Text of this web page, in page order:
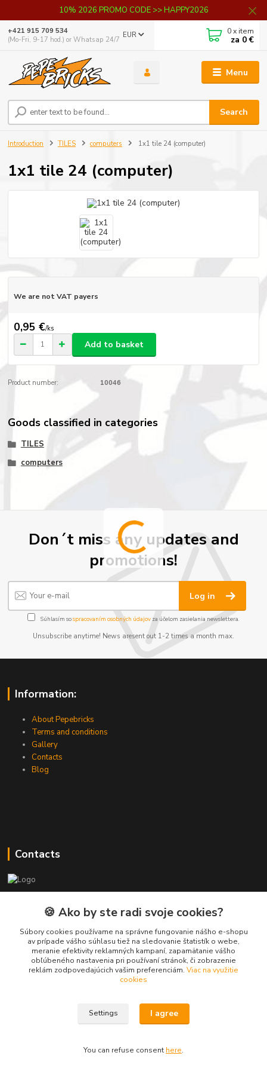
10% 2026 PROMO CODE >> HAPPY2026
Menu
EUR
Search
+421 915 709 534
(Mo-Fri, 9-17 hod.) or Whatsap 24/7
0x item
za 0 €
Introduction TILES computers 1x1 tile 24 (computer)
1x1 tile 24 (computer)
We are not VAT payers
0,95 €/ks
Add to basket
Product number: 10046
Goods classified in categories
TILES
computers
Don´t miss any updates and
promotions!
Log in
Súhlasím sospracovaním osobných údajov za účelom zasielania newslettera.
Unsubscribe anytime! News aresent out 1-2 times a month max.
Information:
About Pepebricks
Terms and conditions
Gallery
Contacts
Blog
Contacts
+421 915 709 534
(Mo-Fri, 9-17 hod.) or Whatsap 24/7
skifi.space@gmail.com
🍪 Ako by ste radi svoje cookies?
Súbory cookies používame na správne fungovanie nášho e-shopu
av prípade vášho súhlasu tiež na sledovanie štatistík o webe,
meranie efektivity reklamných kampaní, zapamätanie vášho
obľúbeného nastavenia pri používaní stránok, či zobrazenie
reklám zodpovedajúcich vašim preferenciám. Viac na využitie
cookies
Settings I agree
You can refuse consent here.